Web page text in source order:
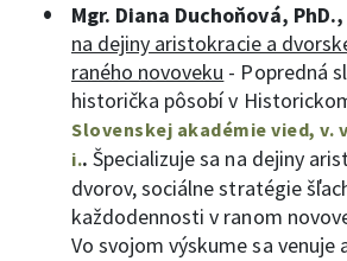
Mgr. Diana Duchoňová, PhD.,
na dejiny aristokracie a
raného novoveku - Popredná
historička pôsobí v
Slovenskej akadémie vied, v.
i..Špecializuje sa na dejiny
dvorov, sociálne stratégie
každodennosti v ranom
Vo svojom výskume sa venuje